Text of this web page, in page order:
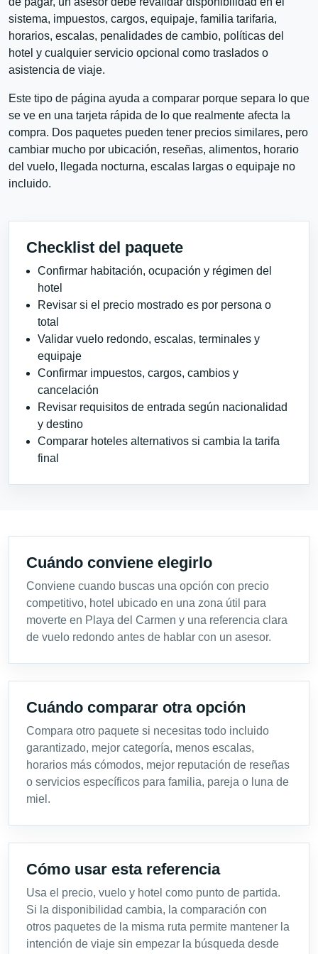
sistema, impuestos, cargos, equipaje, familia tarifaria,
horarios, escalas, penalidades de cambio, políticas del
hotel y cualquier servicio opcional como traslados o
asistencia de viaje.
Este tipo de página ayuda a comparar porque separa lo que
se ve en una tarjeta rápida de lo que realmente afecta la
compra. Dos paquetes pueden tener precios similares, pero
cambiar mucho por ubicación, reseñas, alimentos, horario
del vuelo, llegada nocturna, escalas largas o equipaje no
incluido.
Checklist del paquete
Confirmar habitación, ocupación y régimen del
hotel
Revisar si el precio mostrado es por persona o
total
Validar vuelo redondo, escalas, terminales y
equipaje
Confirmar impuestos, cargos, cambios y
cancelación
Revisar requisitos de entrada según nacionalidad
y destino
Comparar hoteles alternativos si cambia la tarifa
final
Cuándo conviene elegirlo
Conviene cuando buscas una opción con precio
competitivo, hotel ubicado en una zona útil para
moverte en Playa del Carmen y una referencia clara
de vuelo redondo antes de hablar con un asesor.
Cuándo comparar otra opción
Compara otro paquete si necesitas todo incluido
garantizado, mejor categoría, menos escalas,
horarios más cómodos, mejor reputación de reseñas
o servicios específicos para familia, pareja o luna de
miel.
Cómo usar esta referencia
Usa el precio, vuelo y hotel como punto de partida.
Si la disponibilidad cambia, la comparación con
otros paquetes de la misma ruta permite mantener la
intención de viaje sin empezar la búsqueda desde